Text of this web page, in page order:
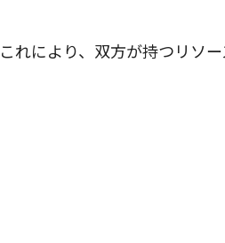
れにより、双方が持つリソ